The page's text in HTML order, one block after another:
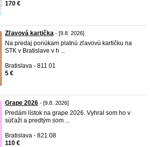
170 €
Zľavová kartička - [9.8. 2026]
Na predaj ponúkam platnú zľavovú kartičku na
STK v Bratislave v h ...
Bratislava - 811 01
5 €
Grape 2026 - [9.8. 2026]
Predám lístok na grape 2026. Vyhral som ho v
súťaži a predtým som ...
Bratislava - 821 08
110 €